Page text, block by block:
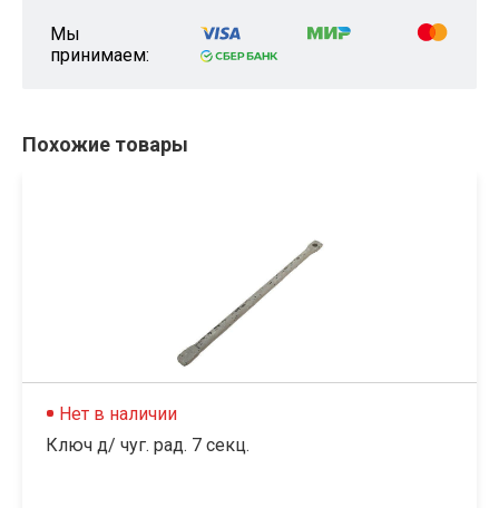
Мы
принимаем:
Похожие товары
Нет в наличии
Ключ д/ чуг. рад. 7 секц.